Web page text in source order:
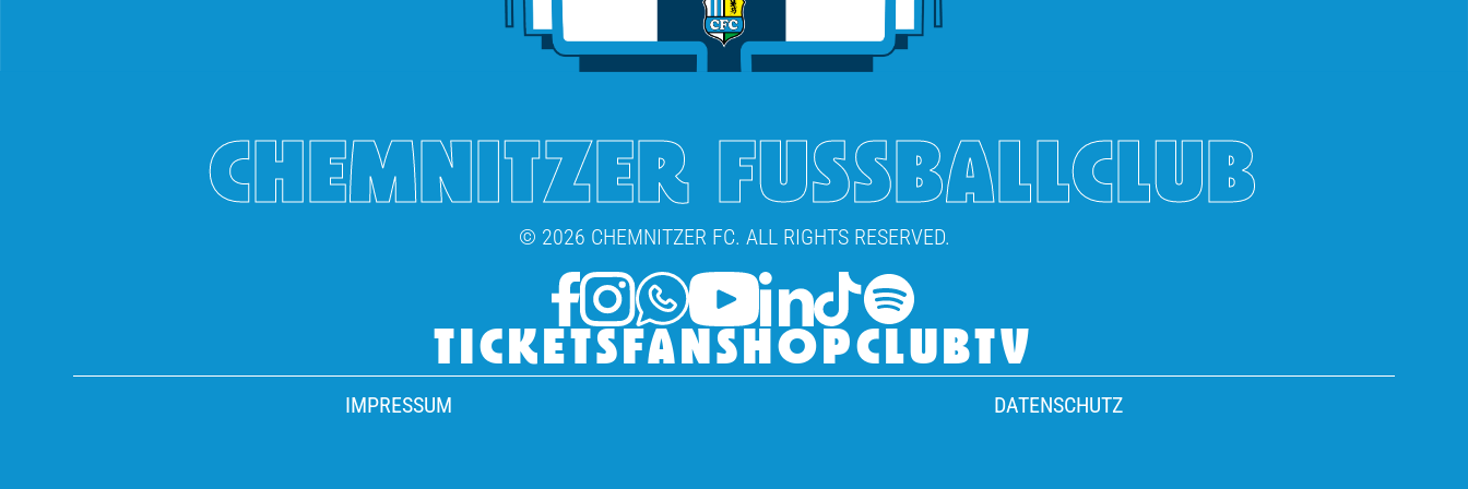
CHEMNITZER FUSSBALLCLUB
© 2026 CHEMNITZER FC. ALL RIGHTS RESERVED.
TICKETSFANSHOPCLUBTV
IMPRESSUM DATENSCHUTZ